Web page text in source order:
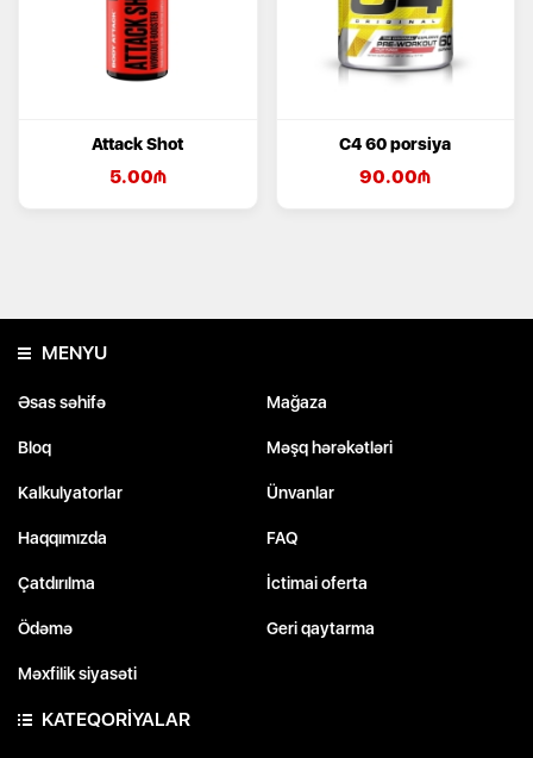
Attack Shot
5.00₼
C4 60 porsiya
90.00₼
MENYU
Əsas səhifə Mağaza
Bloq Məşq hərəkətləri
Kalkulyatorlar Ünvanlar
Haqqımızda FAQ
Çatdırılma İctimai oferta
Ödəmə Geri qaytarma
Məxfilik siyasəti
KATEQORİYALAR